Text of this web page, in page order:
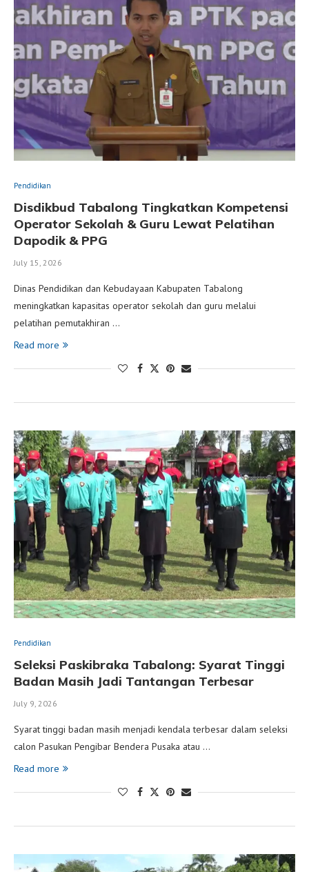
Pendidikan
Disdikbud Tabalong Tingkatkan Kompetensi
Operator Sekolah & Guru Lewat Pelatihan
Dapodik & PPG
July 15, 2026
Dinas Pendidikan dan Kebudayaan Kabupaten Tabalong
meningkatkan kapasitas operator sekolah dan guru melalui
pelatihan pemutakhiran …
Read more
Pendidikan
Seleksi Paskibraka Tabalong: Syarat Tinggi
Badan Masih Jadi Tantangan Terbesar
July 9, 2026
Syarat tinggi badan masih menjadi kendala terbesar dalam seleksi
calon Pasukan Pengibar Bendera Pusaka atau …
Read more